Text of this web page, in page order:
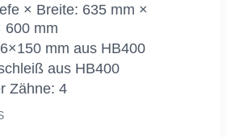
× Brei­te: 635 mm ×
600 mm
mm aus HB400
aus HB400
Zäh­ne: 4